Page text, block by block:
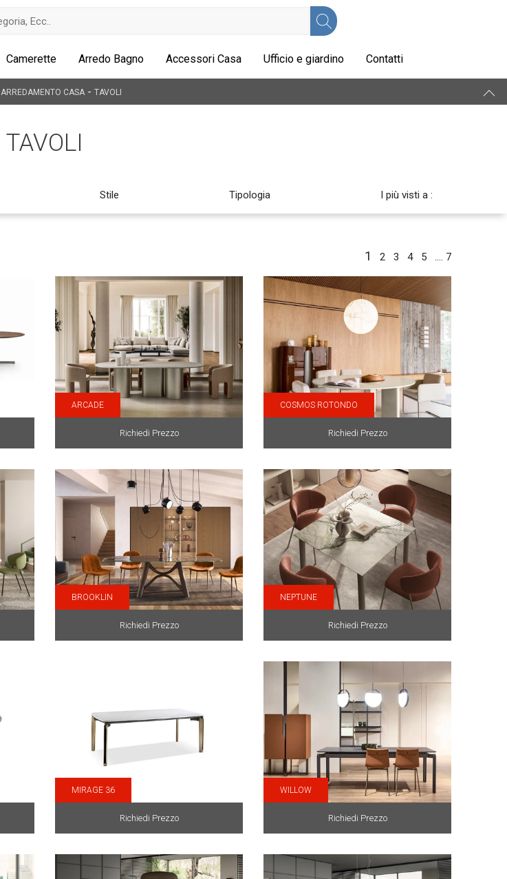
Camerette Arredo Bagno Accessori Casa Ufficio e giardino Contatti
ARREDAMENTO CASA - TAVOLI
TAVOLI
Stile Tipologia I più visti a :
1 2 3 4 5 .... 7
ARCADE
Richiedi Prezzo
COSMOS ROTONDO
Richiedi Prezzo
BROOKLIN
Richiedi Prezzo
NEPTUNE
Richiedi Prezzo
MIRAGE 36
Richiedi Prezzo
WILLOW
Richiedi Prezzo